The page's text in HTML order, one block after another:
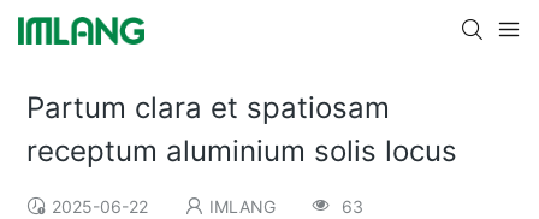
Partum clara et spatiosam
receptum aluminium solis locus
2025-06-22 IMLANG 63